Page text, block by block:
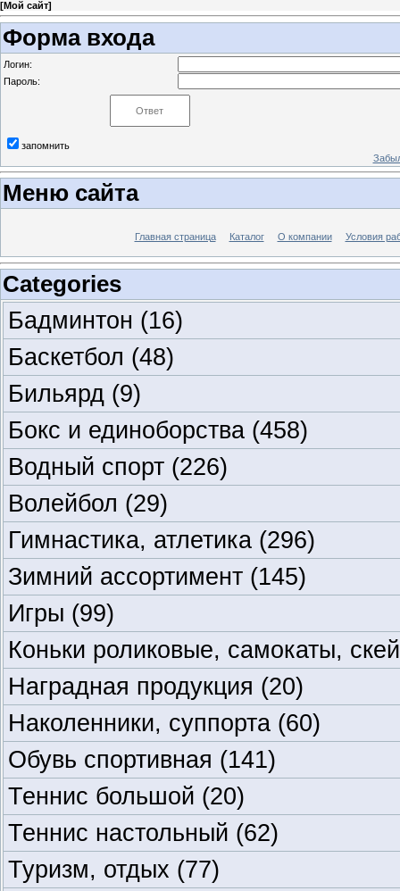
[Мой сайт]
Форма входа
Логин:
Пароль:
запомнить
Меню сайта
Главная страница Каталог О компании Условия
Categories
Бадминтон (16)
Баскетбол (48)
Бильярд (9)
Бокс и единоборства (458)
Водный спорт (226)
Волейбол (29)
Гимнастика, атлетика (296)
Зимний ассортимент (145)
Игры (99)
Коньки роликовые, самокаты,
Наградная продукция (20)
Наколенники, суппорта (60)
Обувь спортивная (141)
Теннис большой (20)
Теннис настольный (62)
Туризм, отдых (77)